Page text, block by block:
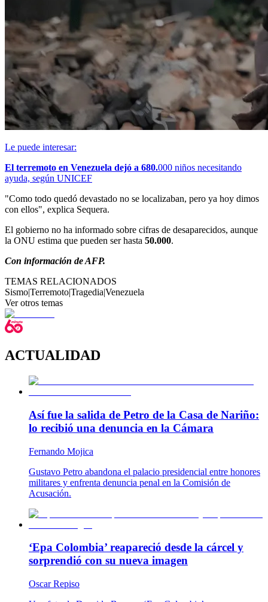
Le puede interesar:
El terremoto en Venezuela dejó a 680.000 niños necesitando
ayuda, según UNICEF
"Como todo quedó devastado no se localizaban, pero ya hoy dimos
con ellos", explica Sequera.
El gobierno no ha informado sobre cifras de desaparecidos, aunque
la ONU estima que pueden ser hasta 50.000.
Con información de AFP.
TEMAS RELACIONADOS
Sismo|Terremoto|Tragedia|Venezuela
Ver otros temas
ACTUALIDAD
Así fue la salida de Petro de la Casa de Nariño:
lo recibió una denuncia en la Cámara
Fernando Mojica
Gustavo Petro abandona el palacio presidencial entre honores
militares y enfrenta denuncia penal en la Comisión de
Acusación.
‘Epa Colombia’ reapareció desde la cárcel y
sorprendió con su nueva imagen
Oscar Repiso